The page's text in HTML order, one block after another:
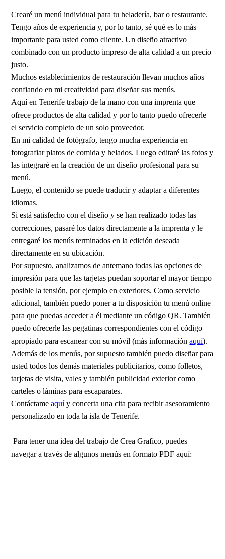
Crearé un menú individual para tu heladería, bar o restaurante.
Tengo años de experiencia y, por lo tanto, sé qué es lo más
importante para usted como cliente. Un diseño atractivo
combinado con un producto impreso de alta calidad a un precio
justo.
Muchos establecimientos de restauración llevan muchos años
confiando en mi creatividad para diseñar sus menús.
Aquí en Tenerife trabajo de la mano con una imprenta que
ofrece productos de alta calidad y por lo tanto puedo ofrecerle
el servicio completo de un solo proveedor.
En mi calidad de fotógrafo, tengo mucha experiencia en
fotografiar platos de comida y helados. Luego editaré las fotos y
las integraré en la creación de un diseño profesional para su
menú.
Luego, el contenido se puede traducir y adaptar a diferentes
idiomas.
Si está satisfecho con el diseño y se han realizado todas las
correcciones, pasaré los datos directamente a la imprenta y le
entregaré los menús terminados en la edición deseada
directamente en su ubicación.
Por supuesto, analizamos de antemano todas las opciones de
impresión para que las tarjetas puedan soportar el mayor tiempo
posible la tensión, por ejemplo en exteriores. Como servicio
adicional, también puedo poner a tu disposición tu menú online
para que puedas acceder a él mediante un código QR. También
puedo ofrecerle las pegatinas correspondientes con el código
apropiado para escanear con su móvil (más informaciónaquí).
Además de los menús, por supuesto también puedo diseñar para
usted todos los demás materiales publicitarios, como folletos,
tarjetas de visita, vales y también publicidad exterior como
carteles o láminas para escaparates.
Contáctameaquíy concerta una cita para recibir asesoramiento
personalizado en toda la isla de Tenerife.
Para tener una idea del trabajo de Crea Grafico, puedes
navegar a través de algunos menús en formato PDF aquí: